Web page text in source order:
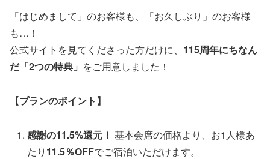
「はじめまして」のお客様も、「お久しぶり」のお客様
も…！
公式サイトを見てくださった方だけに、 115周年にちなん
だ「2つの特典」 をご用意しました！
【プランのポイント】
感謝の11.5%還元！ 基本会席の価格より、お1人様あ
たり 11.5％OFFでご宿泊いただけます。